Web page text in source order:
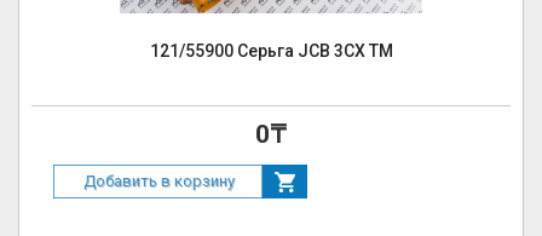
121/55900 Серьга JCB 3CX TM
0₸
Добавить в корзину